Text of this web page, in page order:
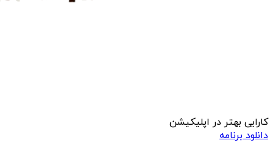
کارایی بهتر در اپلیکیشن
دانلود برنامه